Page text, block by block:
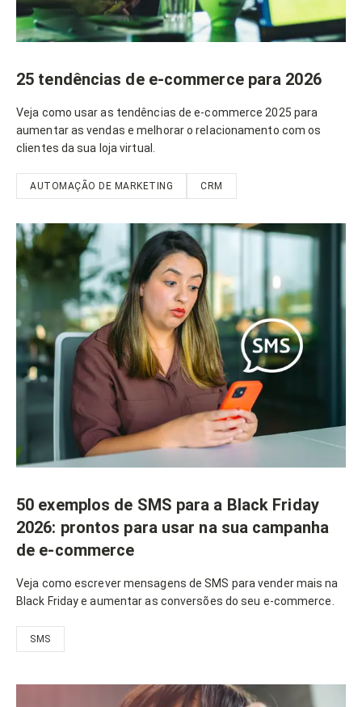
25 tendências de e-commerce para 2026
Veja como usar as tendências de e-commerce 2025 para
aumentar as vendas e melhorar o relacionamento com os
clientes da sua loja virtual.
AUTOMAÇÃO DE MARKETING CRM
50 exemplos de SMS para a Black Friday
2026: prontos para usar na sua campanha
de e-commerce
Veja como escrever mensagens de SMS para vender mais na
Black Friday e aumentar as conversões do seu e-commerce.
SMS